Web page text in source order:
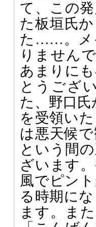
て、この
た板垣氏
た……。メ
りません
あまりに
とうござ
た、野口氏
を受領い
は悪天候
という間
ざいます
風でピン
る時期に
ます。ま